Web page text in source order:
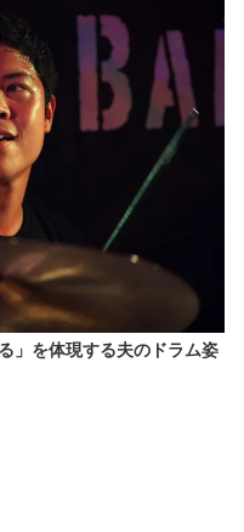
」を体現する夫のドラム姿